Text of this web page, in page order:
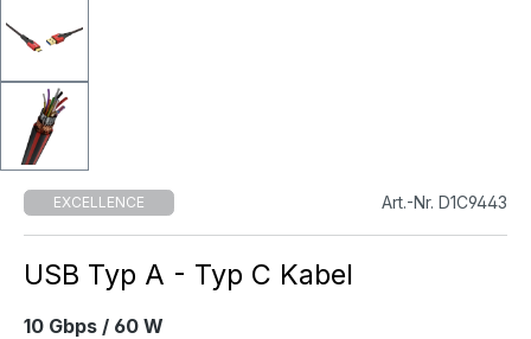
EXCELLENCE Art.-Nr. D1C9443
USB Typ A - Typ C Kabel
10 Gbps / 60 W